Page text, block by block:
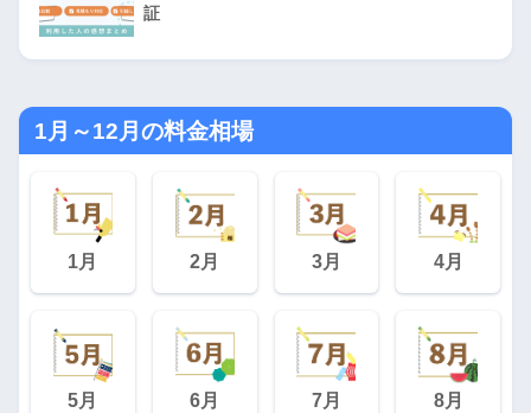
証
1月～12月の料金相場
1月 2月 3月 4月
5月 6月 7月 8月